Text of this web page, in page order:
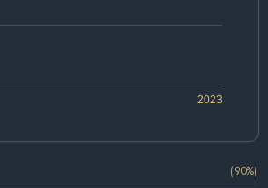
2023
(90%)